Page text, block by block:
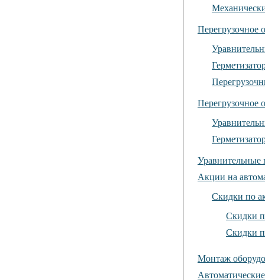
Перегрузочное
Перегрузочное
Уравнительные
Акции на
Скидки по
Скидки
Скидки
Монтаж